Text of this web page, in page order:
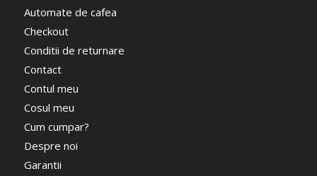
Automate de cafea
Checkout
Conditii de returnare
Contact
Contul meu
Cosul meu
Cum cumpar?
Despre noi
Garantii